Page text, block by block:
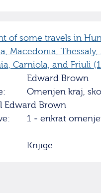
of some travels in
Macedonia, Thessaly,
Carniola, and Friuli
Edward Brown
Omenjen kraj,
Edward Brown
1 - enkrat
Knjige